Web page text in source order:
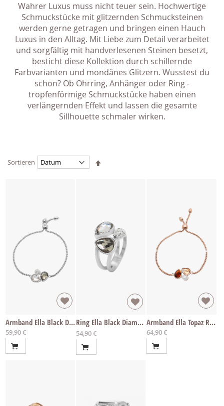
Wahrer Luxus muss nicht teuer sein. Hochwertige
Schmuckstücke mit glitzernden Schmucksteinen
werden gerne getragen und bringen einen Hauch
Luxus in den Alltag. Mit Liebe zum Detail verarbeitet
und sorgfältig mit handverlesenen Steinen besetzt,
besticht diese Kollektion durch schillernde
Farbvarianten und mondänes Glitzern. Wusstest du
schon? Ob Ohrring, Anhänger oder Ring -
tropfenförmige Schmuckstücke haben einen
verlängernden Effekt und lassen die gesamte
Sillhouette schmaler wirken.
Sortieren
Absteigend
Armband Ella Black Diamond
59,90 €
Ring Ella Black Diamond
Ab
54,90 €
Armband Ella Topaz Rosé
64,90 €